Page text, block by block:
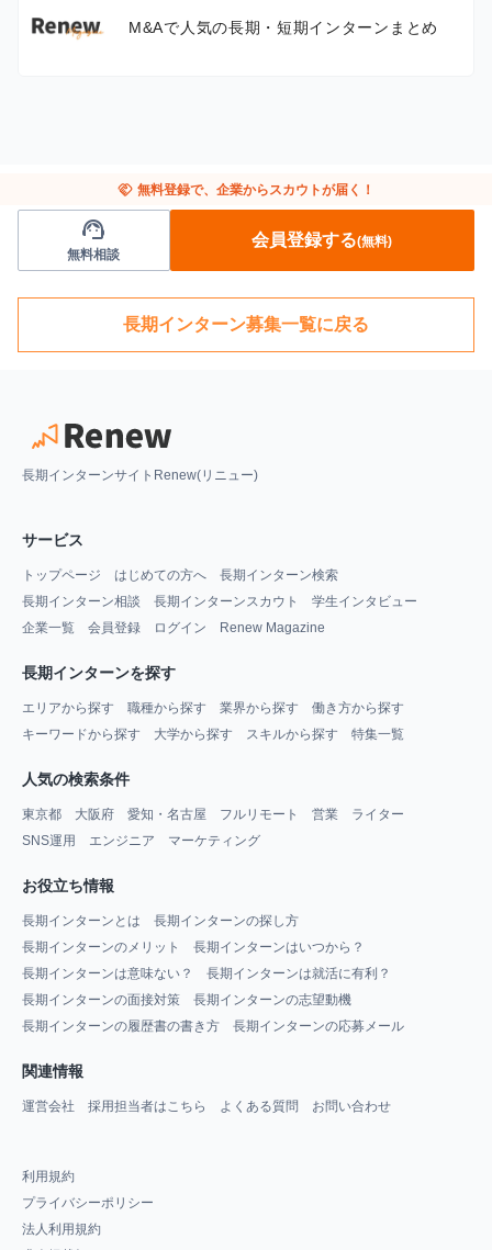
M&Aで人気の長期・短期インターンまとめ
handshake 無料登録で、企業からスカウトが届く！
support_agent
無料相談
会員登録する(無料)
長期インターン募集一覧に戻る
長期インターンサイトRenew(リニュー)
サービス
トップページ はじめての方へ
長期インターン検索
長期インターン相談
長期インターンスカウト
学生インタビュー
企業一覧
会員登録 ログイン Renew Magazine
長期インターンを探す
エリアから探す 職種から探す 業界から探す
働き方から探す
キーワードから探す
大学から探す スキルから探す 特集一覧
人気の検索条件
東京都 大阪府 愛知・名古屋 フルリモート 営業
ライター
SNS運用
エンジニア マーケティング
お役立ち情報
長期インターンとは
長期インターンの探し方
長期インターンのメリット
長期インターンはいつから？
長期インターンは意味ない？
長期インターンは就活に有利？
長期インターンの面接対策
長期インターンの志望動機
長期インターンの履歴書の書き方
長期インターンの応募メール
関連情報
運営会社 採用担当者はこちら よくある質問 お問い合わせ
利用規約
プライバシーポリシー
法人利用規約